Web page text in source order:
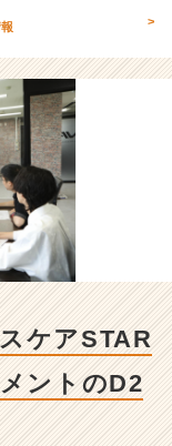
>
ケアSTAR
ントのD2